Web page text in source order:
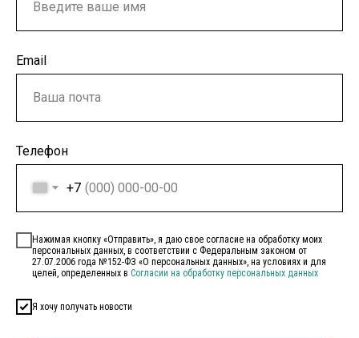
Email
Телефон
+7
Нажимая кнопку «Отправить», я даю свое согласие на обработку моих
персональных данных, в соответствии с Федеральным законом от
27.07.2006 года №152-ФЗ «О персональных данных», на условиях и для
целей, определенных в Согласии на обработку персональных данных
Я хочу получать новости